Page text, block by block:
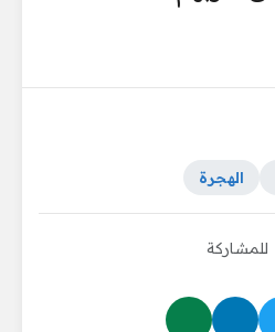
الهجرة
للمشاركة